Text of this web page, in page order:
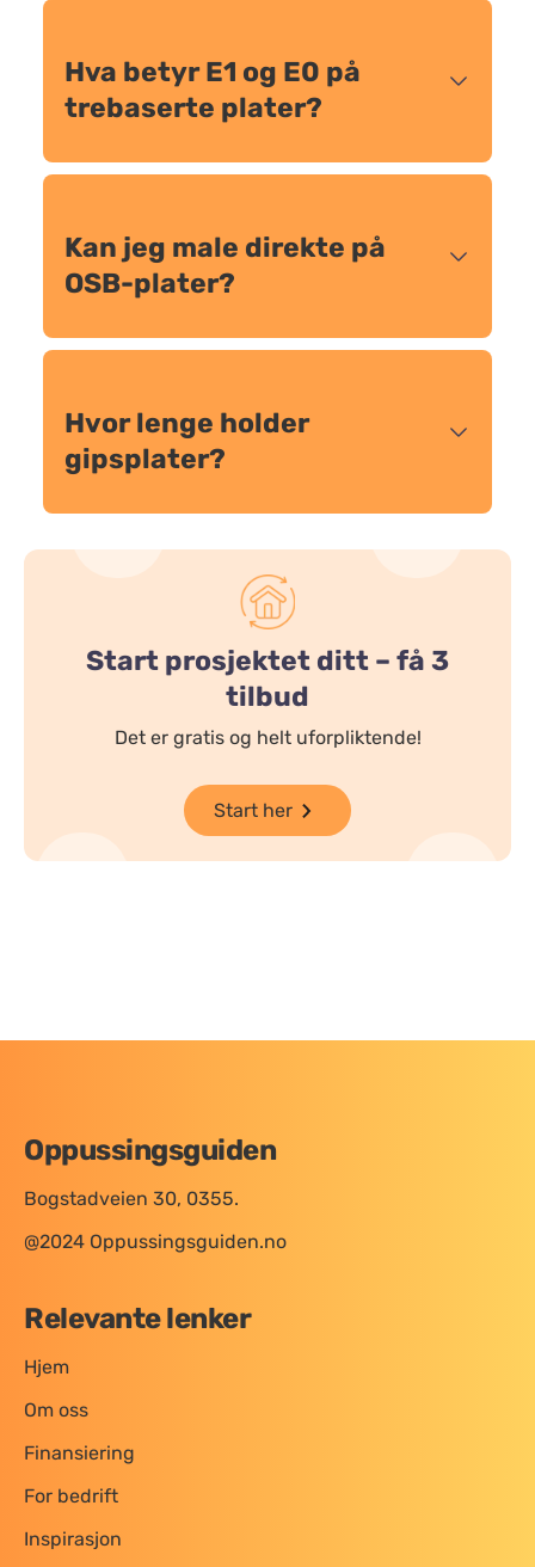
Hva betyr E1 og E0 på
trebaserte plater?
Kan jeg male direkte på
OSB-plater?
Hvor lenge holder
gipsplater?
Start prosjektet ditt – få 3
tilbud
Det er gratis og helt uforpliktende!
Start her
Oppussingsguiden
Bogstadveien 30, 0355.
@2024 Oppussingsguiden.no
Relevante lenker
Hjem
Om oss
Finansiering
For bedrift
Inspirasjon